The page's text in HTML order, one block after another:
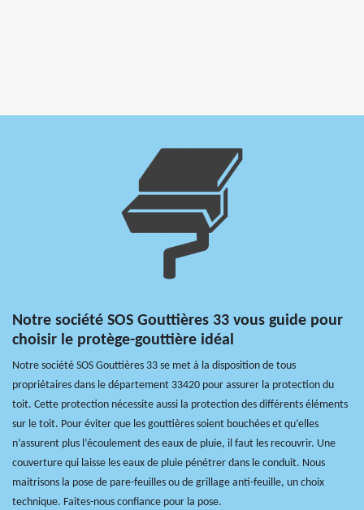
Notre société SOS Gouttières 33 vous guide pour
choisir le protège-gouttière idéal
Notre société SOS Gouttières 33 se met à la disposition de tous
propriétaires dans le département 33420 pour assurer la protection du
toit. Cette protection nécessite aussi la protection des différents éléments
sur le toit. Pour éviter que les gouttières soient bouchées et qu’elles
n’assurent plus l’écoulement des eaux de pluie, il faut les recouvrir. Une
couverture qui laisse les eaux de pluie pénétrer dans le conduit. Nous
maitrisons la pose de pare-feuilles ou de grillage anti-feuille, un choix
technique. Faites-nous confiance pour la pose.